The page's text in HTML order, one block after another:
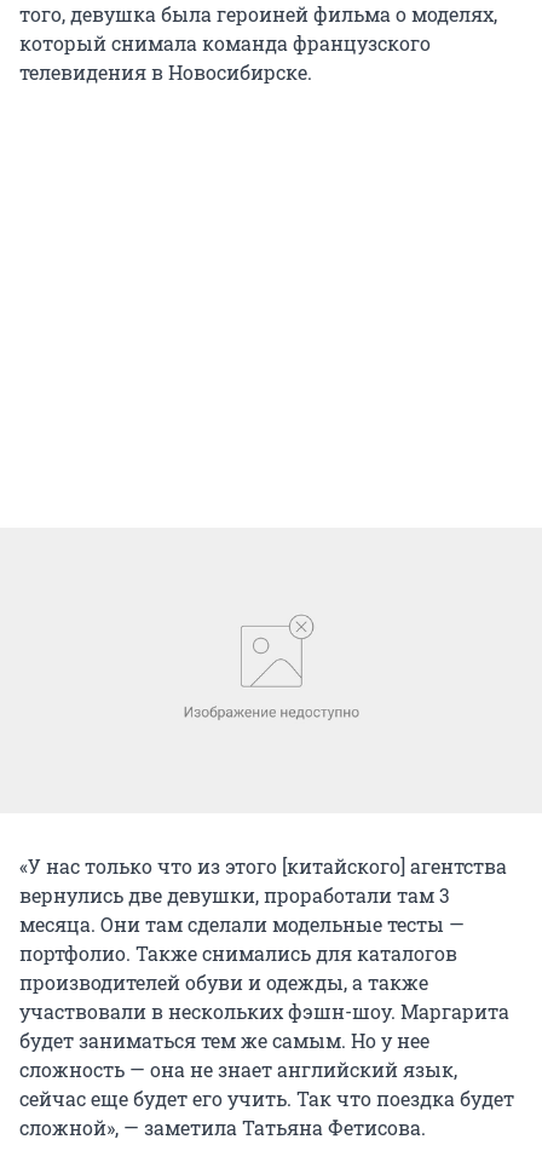
того, девушка была героиней фильма о моделях,
который снимала команда французского
телевидения в Новосибирске.
«У нас только что из этого [китайского] агентства
вернулись две девушки, проработали там 3
месяца. Они там сделали модельные тесты —
портфолио. Также снимались для каталогов
производителей обуви и одежды, а также
участвовали в нескольких фэшн-шоу. Маргарита
будет заниматься тем же самым. Но у нее
сложность — она не знает английский язык,
сейчас еще будет его учить. Так что поездка будет
сложной», — заметила Татьяна Фетисова.